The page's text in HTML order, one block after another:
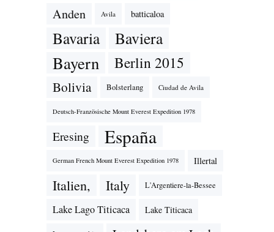
Anden
Avila batticaloa
Bavaria Baviera
Bayern Berlin 2015
Bolivia Bolsterlang Ciudad de Avila
Deutsch-Französische Mount Everest Expedition 1978
Eresing España
German French Mount Everest Expedition 1978 Illertal
Italien, Italy L'Argentiere-la-Bessee
Lake Lago Titicaca Lake Titicaca